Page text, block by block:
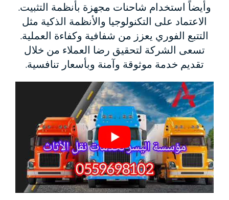
وأيضاً استخدام شاحنات مجهزة بأنظمة التثبيت.
الاعتماد على التكنولوجيا والأنظمة الذكية مثل
التتبع الفوري يعزز من شفافية وكفاءة العملية.
تسعى الشركة لتحقيق رضا العملاء من خلال
تقديم خدمة موثوقة وآمنة وبأسعار تنافسية.